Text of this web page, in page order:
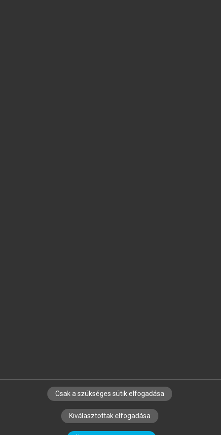
SZERZŐKNEK CÉGEKNEK KÖNYVTÁROSOKNAK
SZERKESZTÉSI ÉS LEKTORÁLÁSI ALAPELVEK
Csak a szükséges sütik elfogadása
Kiválasztottak elfogadása